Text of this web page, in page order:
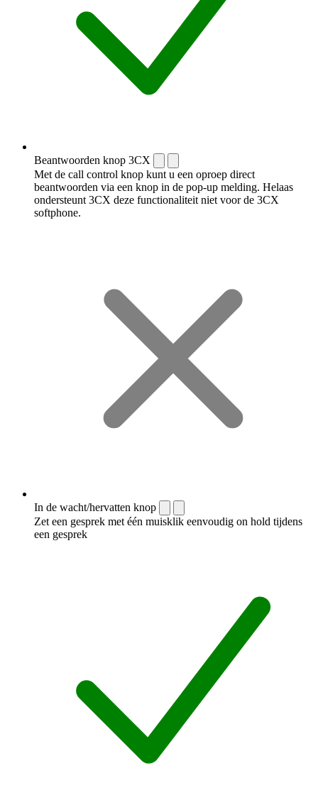
Beantwoorden knop 3CX
Met de call control knop kunt u een oproep direct
beantwoorden via een knop in de pop-up melding. Helaas
ondersteunt 3CX deze functionaliteit niet voor de 3CX
softphone.
In de wacht/hervatten knop
Zet een gesprek met één muisklik eenvoudig on hold tijdens
een gesprek